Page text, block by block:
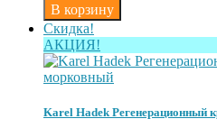
Скидка!
АКЦИЯ!
Karel Hadek Регенерационный